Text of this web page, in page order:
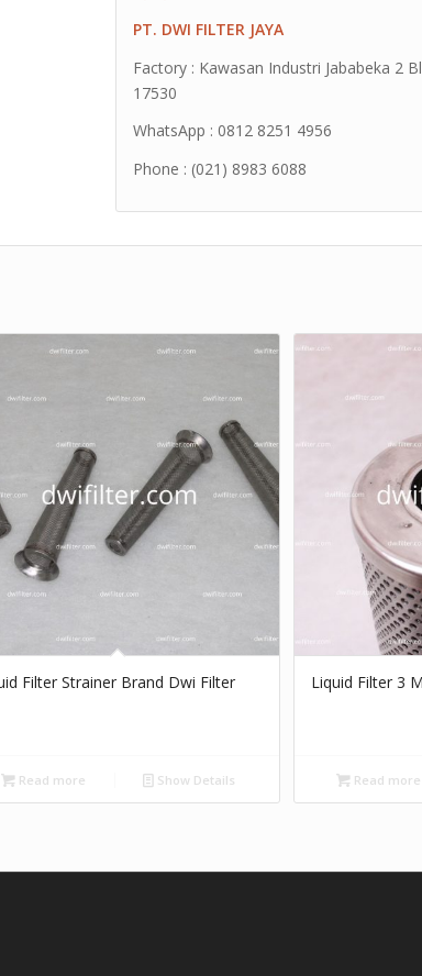
PT. DWI FILTER JAYA
Factory : Kawasan Industri Jababeka 2
17530
WhatsApp : 0812 8251 4956
Phone : (021) 8983 6088
Filter Strainer Brand Dwi Filter
Read more Show Details
Liquid Filter 3
Read more